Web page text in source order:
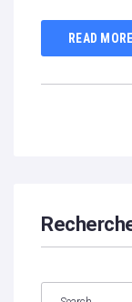
READ MORE